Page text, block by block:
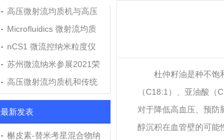
高压微射流均质机与高压
均质机在纳米乳、脂质体
制备中的应用与区别
Microfluidics 微射流均质
机M7250维修报告
nCS1 微流控纳米粒度仪
应用于LNP脂质纳米粒粒
径与浓度测定
苏州微流纳米参展2021荣
格个人护理技术高峰论坛
高压微射流均质机和传统
高压均质机用户使用评价
最新发表
槲皮素-替米考星混合物纳
杜仲籽油是种不饱
（C18:1）、亚油酸
对于降低高血压、预防
醇沉积在血管壁的可能